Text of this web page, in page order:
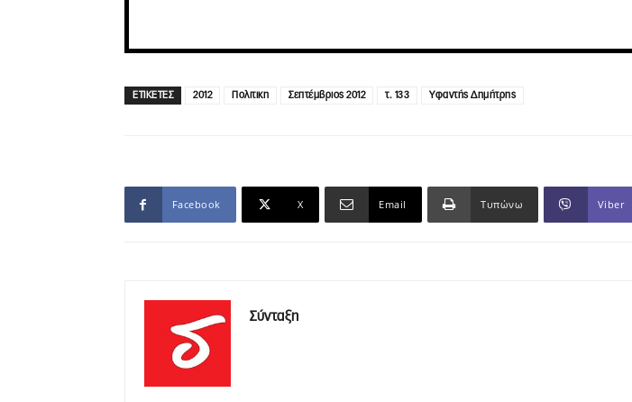
ΕΤΙΚΕΤΕΣ 2012 Πολιτικη Σεπτέμβριος 2012 τ. 133 Υφαντής Δημήτρης
Facebook X Email Τυπώνω Viber
Σύνταξη